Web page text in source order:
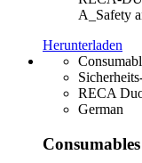
A_Safety
Herunterladen
RECA
German